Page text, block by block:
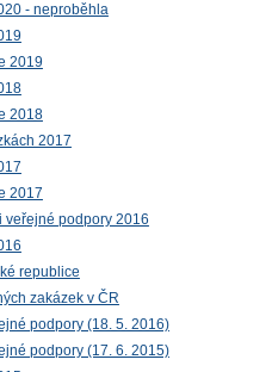
- neproběhla
2019
2018
2017
2017
veřejné podpory 2016
republice
zakázek v ČR
podpory (18. 5. 2016)
podpory (17. 6. 2015)